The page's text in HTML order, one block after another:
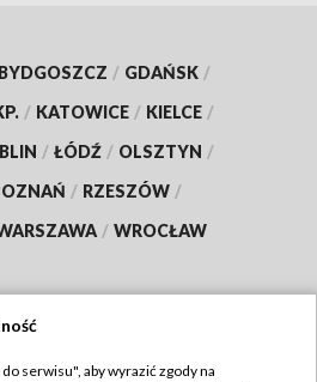
BYDGOSZCZ / GDAŃSK /
/ KATOWICE / KIELCE /
/ ŁÓDŹ / OLSZTYN /
/ RZESZÓW /
/ WROCŁAW
serwisu", aby wyrazić zgody na